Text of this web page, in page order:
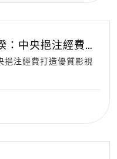
：中央挹注經費打
灣影視產業發展
挹注經費打造優質影視